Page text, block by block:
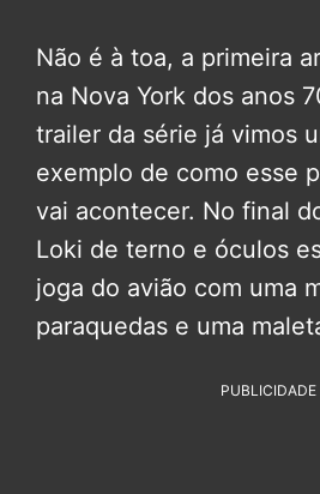
Não é à toa, a primeira
na Nova York dos anos
trailer da série já vimos
exemplo de como esse
vai acontecer. No final
Loki de terno e óculos
joga do avião com uma
paraquedas e uma
PUBLICIDADE